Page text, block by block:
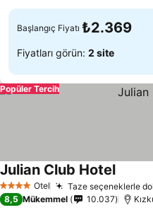
Başlangıç Fiyatı ₺2.369
Fiyatları görün: 2 site
Popüler Tercih
4 Yıldız Otel Taze seçeneklerle
Julian Club Hotel
8,5 Mükemmel 10.037